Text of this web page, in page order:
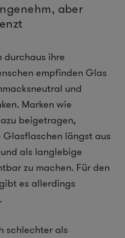
aber
durchaus ihre
empfinden Glas
und
Marken wie
beigetragen,
längst aus
als langlebige
zu machen. Für den
es allerdings
schlechter als